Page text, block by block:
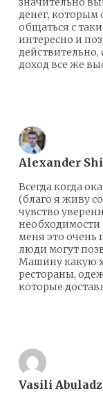
денег, которым
общаться с
интересно и
действительно,
доход все же
Alexander
Всегда когда
(благо я живу
чувство
необходимости
меня это очень
люди могут
Машину какую
рестораны,
которые
Vasili